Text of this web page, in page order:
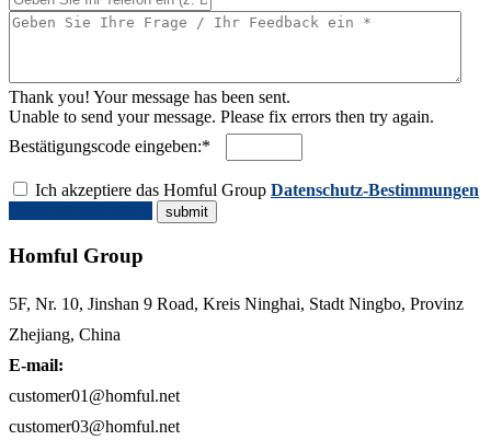
Thank you! Your message has been sent.
Unable to send your message. Please fix errors then try again.
Bestätigungscode eingeben:*
Ich akzeptiere das Homful Group Datenschutz-Bestimmungen
Homful Group
5F, Nr. 10, Jinshan 9 Road, Kreis Ninghai, Stadt Ningbo, Provinz
Zhejiang, China
E-mail:
customer01@homful.net
customer03@homful.net